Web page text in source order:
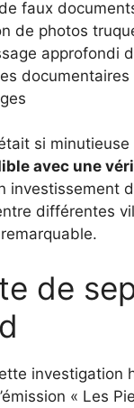
faux
de photos
approfondi
si
avec une
investissement
différentes
de
investigation
« Les